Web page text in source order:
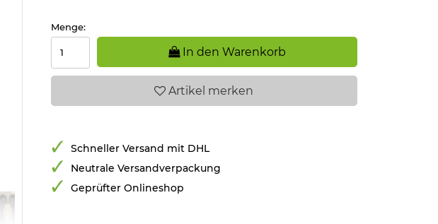
Menge:
In den Warenkorb
Artikel merken
Schneller Versand mit DHL
Neutrale Versandverpackung
Geprüfter Onlineshop